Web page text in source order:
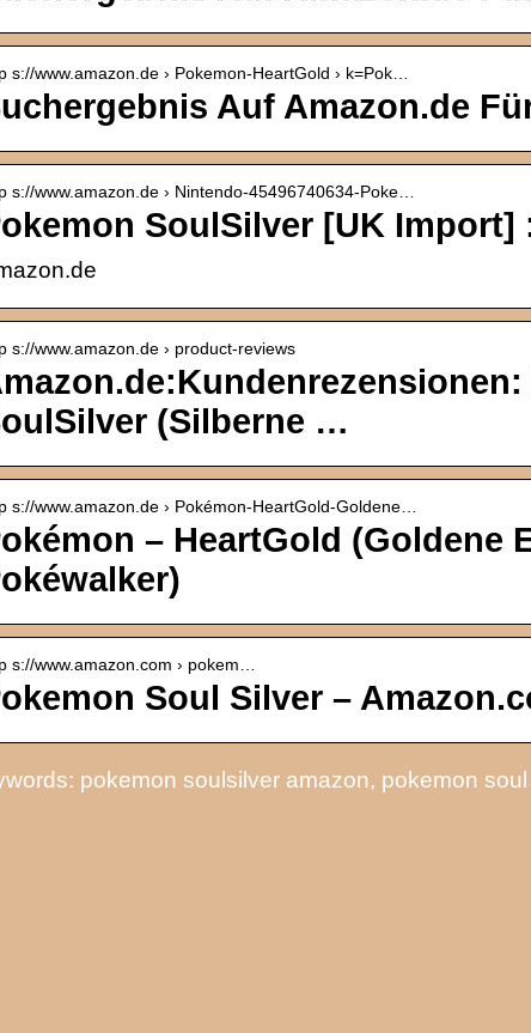
s://www.amazon.de › Pokemon-HeartGold › k=Pok…
Auf Amazon.de
s://www.amazon.de › Nintendo-45496740634-Poke…
SoulSilver [UK Import]
s://www.amazon.de › product-reviews
(Silberne …
s://www.amazon.de › Pokémon-HeartGold-Goldene…
– HeartGold (Goldene
s://www.amazon.com › pokem…
Soul Silver –
pokemon soulsilver amazon, pokemon